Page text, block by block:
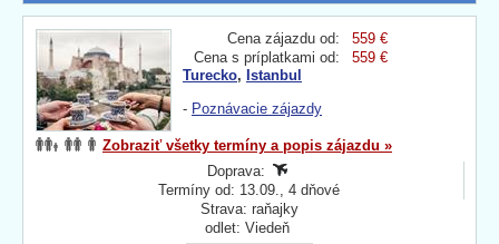
Cena zájazdu od:
559 €
Cena s príplatkami od:
559 €
Turecko, Istanbul
- Poznávacie zájazdy
Zobraziť všetky termíny a popis zájazdu »
Doprava:
Termíny od: 13.09., 4 dňové
Strava: raňajky
odlet: Viedeň